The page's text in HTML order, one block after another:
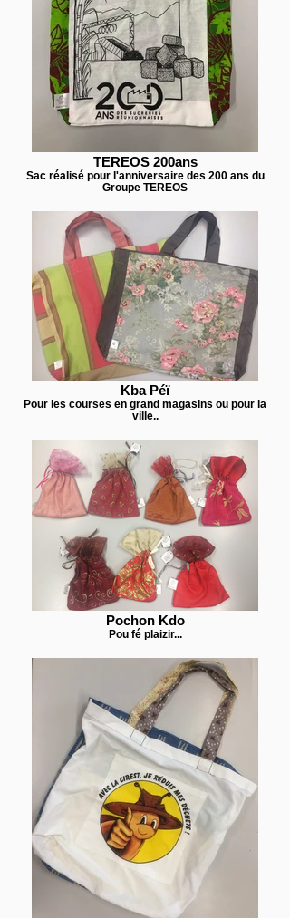
TEREOS 200ans
Sac réalisé pour l'anniversaire des 200 ans du
Groupe TEREOS
Kba Péï
Pour les courses en grand magasins ou pour la
ville..
Pochon Kdo
Pou fé plaizir...